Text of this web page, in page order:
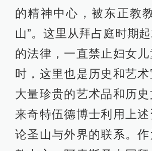
的精神中心，被东正教
山”。这里从拜占庭时期
的法律，一直禁止妇女
时，这里也是历史和艺
大量珍贵的艺术品和历
来奇特伍德博士利用上
论圣山与外界的联系。